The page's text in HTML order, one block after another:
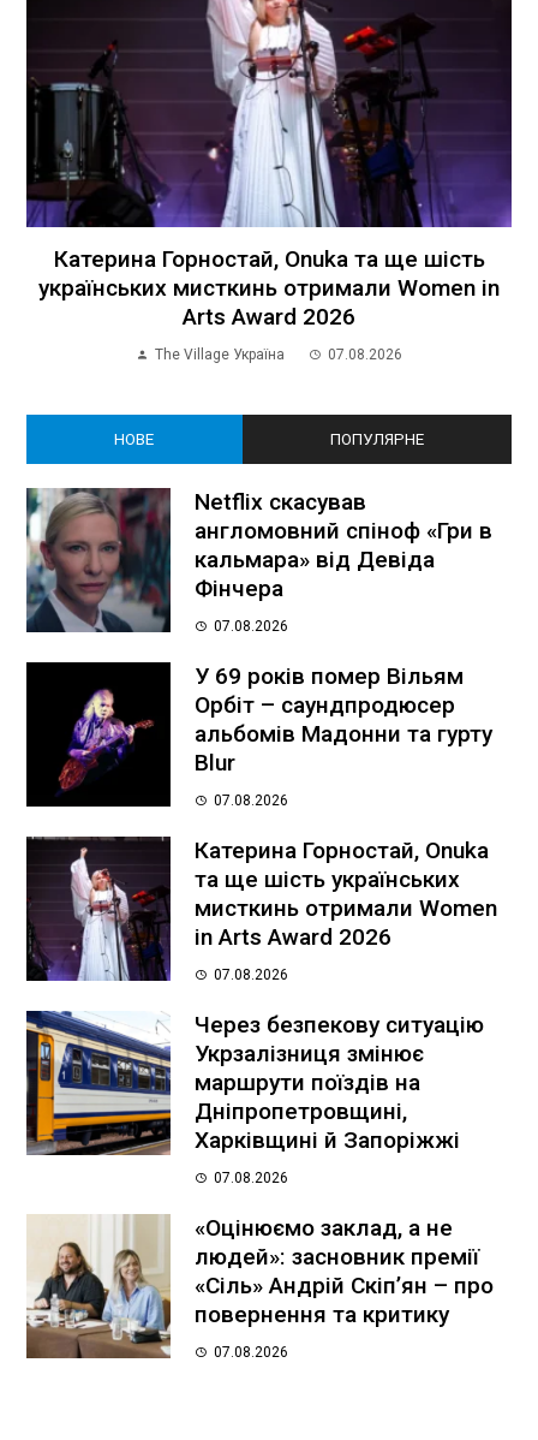
Катерина Горностай, Onuka та ще шість
українських мисткинь отримали Women in
Arts Award 2026
The Village Україна 07.08.2026
НОВЕ ПОПУЛЯРНЕ
Netflix скасував
англомовний спіноф «Гри в
кальмара» від Девіда
Фінчера
07.08.2026
У 69 років помер Вільям
Орбіт – саундпродюсер
альбомів Мадонни та гурту
Blur
07.08.2026
Катерина Горностай, Onuka
та ще шість українських
мисткинь отримали Women
in Arts Award 2026
07.08.2026
Через безпекову ситуацію
Укрзалізниця змінює
маршрути поїздів на
Дніпропетровщині,
Харківщині й Запоріжжі
07.08.2026
«Оцінюємо заклад, а не
людей»: засновник премії
«Сіль» Андрій Скіпʼян – про
повернення та критику
07.08.2026